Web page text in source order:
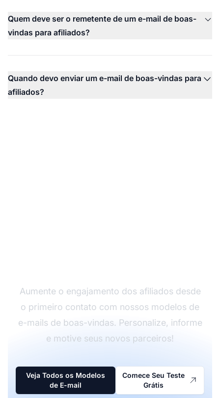
Quem deve ser o remetente de um e-mail de boas-
vindas para afiliados?
Quando devo enviar um e-mail de boas-vindas para
afiliados?
Aumente o engajamento dos afiliados desde
o primeiro contato com nossos modelos de
e-mails de boas-vindas. Personalize, informe
e motive seus novos parceiros!
Veja Todos os Modelos
de E-mail
Comece Seu Teste
Grátis